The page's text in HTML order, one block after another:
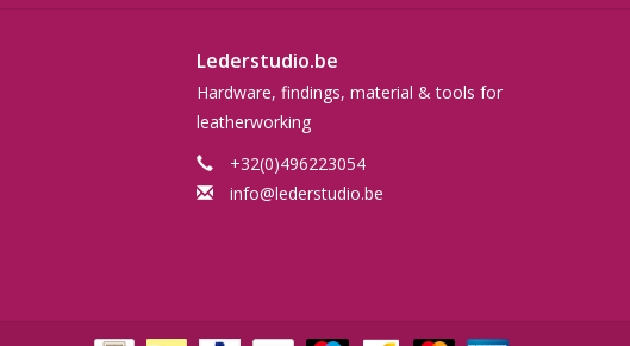
Lederstudio.be
Hardware, findings, material & tools for
leatherworking
+32(0)496223054
info@lederstudio.be